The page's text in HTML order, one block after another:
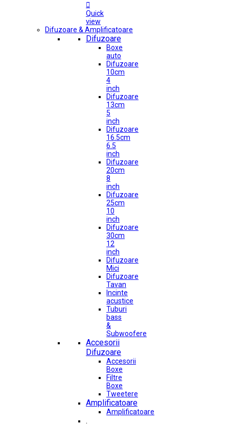

Quick
view
Difuzoare & Amplificatoare
Difuzoare
Boxe
auto
Difuzoare
10cm
4
inch
Difuzoare
13cm
5
inch
Difuzoare
16.5cm
6.5
inch
Difuzoare
20cm
8
inch
Difuzoare
25cm
10
inch
Difuzoare
30cm
12
inch
Difuzoare
Mici
Difuzoare
Tavan
Incinte
acustice
Tuburi
bass
&
Subwoofere
Accesorii
Difuzoare
Accesorii
Boxe
Filtre
Boxe
Tweetere
Amplificatoare
Amplificatoare
.